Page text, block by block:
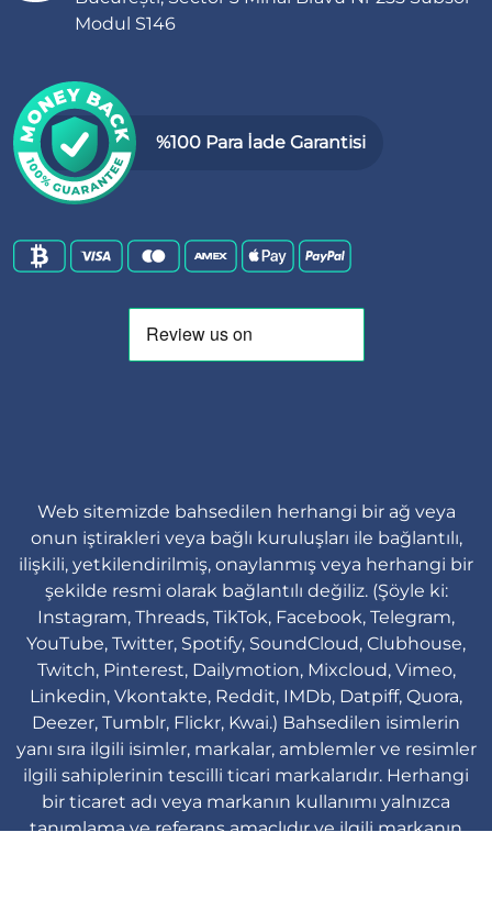
Modul S146
%100 Para İade Garantisi
Web sitemizde bahsedilen herhangi bir ağ veya
onun iştirakleri veya bağlı kuruluşları ile bağlantılı,
ilişkili, yetkilendirilmiş, onaylanmış veya herhangi bir
şekilde resmi olarak bağlantılı değiliz. (Şöyle ki:
Instagram, Threads, TikTok, Facebook, Telegram,
YouTube, Twitter, Spotify, SoundCloud, Clubhouse,
Twitch, Pinterest, Dailymotion, Mixcloud, Vimeo,
Linkedin, Vkontakte, Reddit, IMDb, Datpiff, Quora,
Deezer, Tumblr, Flickr, Kwai.) Bahsedilen isimlerin
yanı sıra ilgili isimler, markalar, amblemler ve resimler
ilgili sahiplerinin tescilli ticari markalarıdır. Herhangi
bir ticaret adı veya markanın kullanımı yalnızca
tanımlama ve referans amaçlıdır ve ilgili markanın